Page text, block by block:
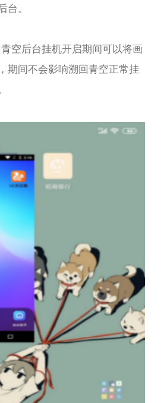
。
空后台挂机开启期间可以将画
期间不会影响溯回青空正常挂